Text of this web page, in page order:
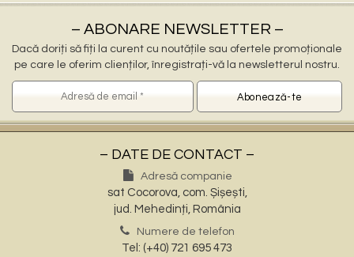
– ABONARE NEWSLETTER –
Dacă doriți să fiți la curent cu noutățile sau ofertele promoționale
pe care le oferim clienților, înregistrați-vă la newsletterul nostru.
– DATE DE CONTACT –
Adresă companie
sat Cocorova, com. Șișești,
jud. Mehedinți, România
Numere de telefon
Tel: (+40) 721 695 473